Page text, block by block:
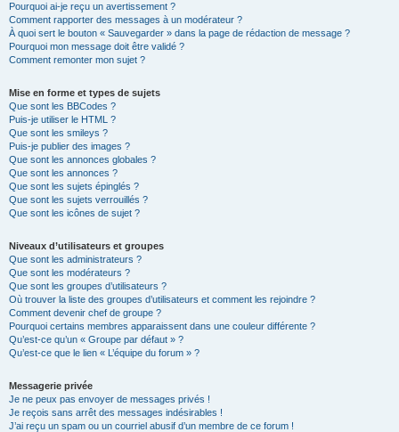
Pourquoi ai-je reçu un avertissement ?
Comment rapporter des messages à un modérateur ?
À quoi sert le bouton « Sauvegarder » dans la page de rédaction de message ?
Pourquoi mon message doit être validé ?
Comment remonter mon sujet ?
Mise en forme et types de sujets
Que sont les BBCodes ?
Puis-je utiliser le HTML ?
Que sont les smileys ?
Puis-je publier des images ?
Que sont les annonces globales ?
Que sont les annonces ?
Que sont les sujets épinglés ?
Que sont les sujets verrouillés ?
Que sont les icônes de sujet ?
Niveaux d’utilisateurs et groupes
Que sont les administrateurs ?
Que sont les modérateurs ?
Que sont les groupes d’utilisateurs ?
Où trouver la liste des groupes d’utilisateurs et comment les rejoindre ?
Comment devenir chef de groupe ?
Pourquoi certains membres apparaissent dans une couleur différente ?
Qu’est-ce qu’un « Groupe par défaut » ?
Qu’est-ce que le lien « L’équipe du forum » ?
Messagerie privée
Je ne peux pas envoyer de messages privés !
Je reçois sans arrêt des messages indésirables !
J’ai reçu un spam ou un courriel abusif d’un membre de ce forum !